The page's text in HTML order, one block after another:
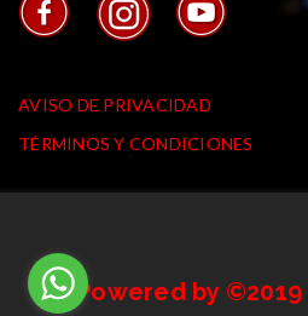
AVISO DE PRIVACIDAD
TÉRMINOS Y CONDICIONES
Powered by